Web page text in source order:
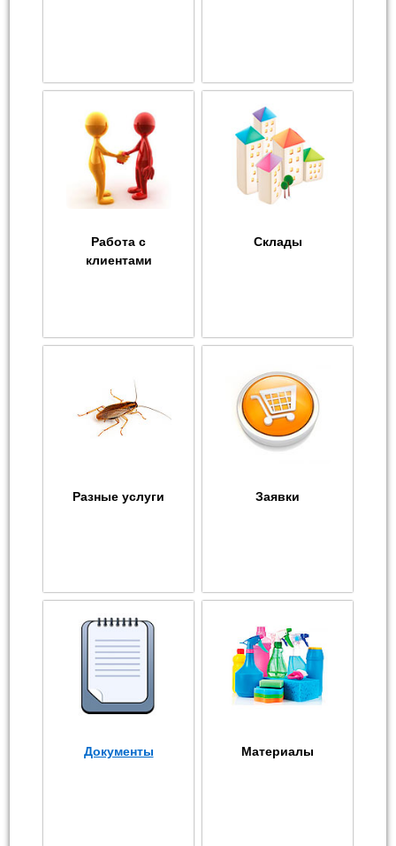
Работа с
клиентами
Склады
Разные услуги Заявки
Документы Материалы